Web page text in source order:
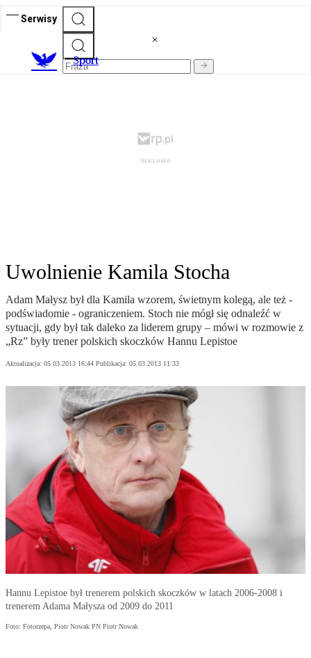
Serwisy
Sport
Uwolnienie Kamila Stocha
Adam Małysz był dla Kamila wzorem, świetnym kolegą, ale też -
podświadomie - ograniczeniem. Stoch nie mógł się odnaleźć w
sytuacji, gdy był tak daleko za liderem grupy – mówi w rozmowie z
„Rz” były trener polskich skoczków Hannu Lepistoe
Aktualizacja: 05.03.2013 16:44 Publikacja: 05.03.2013 11:33
Hannu Lepistoe był trenerem polskich skoczków w latach 2006-2008 i
trenerem Adama Małysza od 2009 do 2011
Foto: Fotorzepa, Piotr Nowak PN Piotr Nowak